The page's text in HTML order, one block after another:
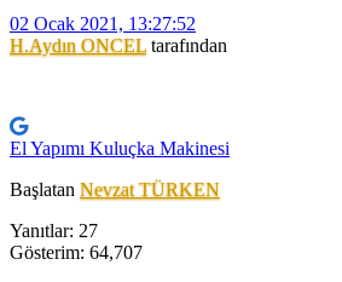
02 Ocak 2021, 13:27:52
H.Aydın ONCELtarafından
El Yapımı Kuluçka Makinesi
Başlatan Nevzat TÜRKEN
Yanıtlar: 27
Gösterim: 64,707